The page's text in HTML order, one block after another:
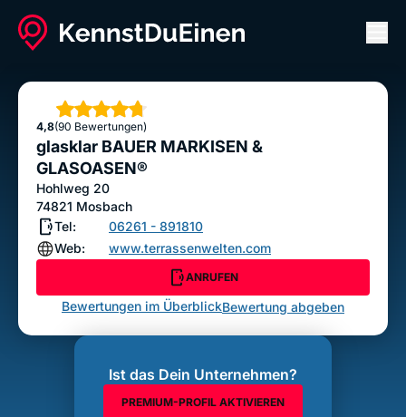
glasklar BAUER MARKISEN & GLASOASEN®
Bewertung abgeben
4,8
Sterne
(90 Bewertungen)
glasklar BAUER MARKISEN &
GLASOASEN®
Hohlweg 20
74821 Mosbach
Tel:
06261 - 891810
Web:
www.terrassenwelten.com
ANRUFEN
Bewertungen im ÜberblickBewertung abgeben
Ist das Dein Unternehmen?
PREMIUM-PROFIL AKTIVIEREN